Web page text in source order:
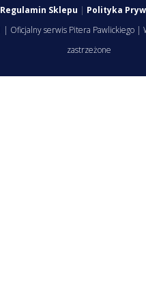
Regulamin Sklepu | Polityka
| Oficjalny serwis Pitera Pawlickiego |
zastrzeżone